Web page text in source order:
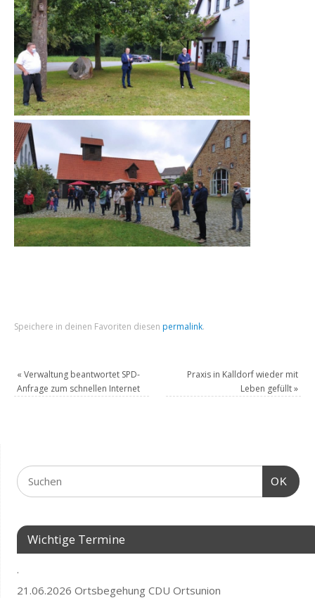
Speichere in deinen Favoriten diesen permalink.
« Verwaltung beantwortet SPD-
Anfrage zum schnellen Internet
Praxis in Kalldorf wieder mit
Leben gefüllt»
OK
Wichtige Termine
.
21.06.2026 Ortsbegehung CDU Ortsunion